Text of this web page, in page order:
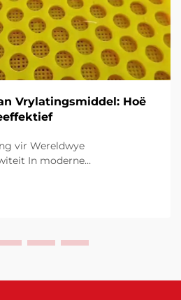
Vrylatingsmiddel: Hoë
vir Wereldwye
In moderne
die